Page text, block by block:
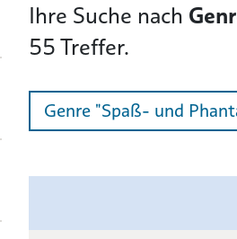
Ihre Suche nach
55Treffer.
Genre "Spaß- und